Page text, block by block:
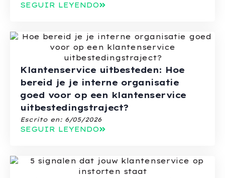
SEGUIR LEYENDO
Klantenservice uitbesteden: Hoe
bereid je je interne organisatie
goed voor op een klantenservice
uitbestedingstraject?
Escrito en: 6/05/2026
SEGUIR LEYENDO